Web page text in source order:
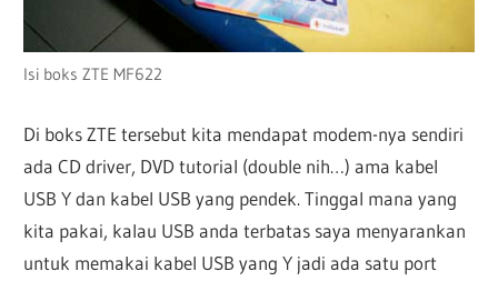
Isi boks ZTE MF622
Di boks ZTE tersebut kita mendapat modem-nya sendiri
ada CD driver, DVD tutorial (double nih…) ama kabel
USB Y dan kabel USB yang pendek. Tinggal mana yang
kita pakai, kalau USB anda terbatas saya menyarankan
untuk memakai kabel USB yang Y jadi ada satu port